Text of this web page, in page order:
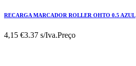
RECARGA MARCADOR ROLLER OHTO 0.5 AZUL
4,15 €3.37 s/Iva.Preço